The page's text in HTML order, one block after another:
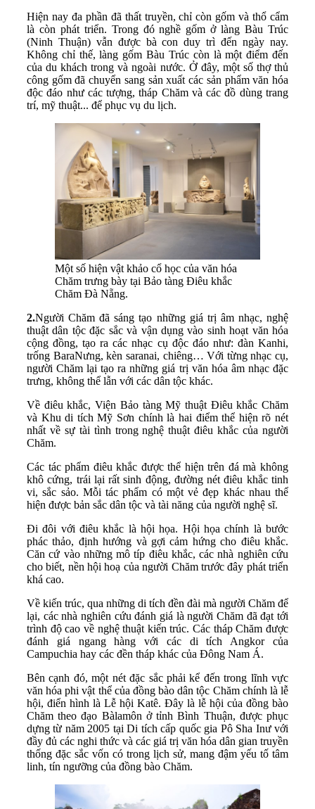
Hiện nay đa phần đã thất truyền, chỉ còn gốm và thổ cẩm
là còn phát triển. Trong đó nghề gốm ở làng Bàu Trúc
(Ninh Thuận) vẫn được bà con duy trì đến ngày nay.
Không chỉ thế, làng gốm Bàu Trúc còn là một điểm đến
của du khách trong và ngoài nước. Ở đây, một số thợ thủ
công gốm đã chuyển sang sản xuất các sản phẩm văn hóa
độc đáo như các tượng, tháp Chăm và các đồ dùng trang
trí, mỹ thuật... để phục vụ du lịch.
Một số hiện vật khảo cổ học của văn hóa
Chăm trưng bày tại Bảo tàng Điêu khắc
Chăm Đà Nẵng.
2.Người Chăm đã sáng tạo những giá trị âm nhạc, nghệ
thuật dân tộc đặc sắc và vận dụng vào sinh hoạt văn hóa
cộng đồng, tạo ra các nhạc cụ độc đáo như: đàn Kanhi,
trống BaraNưng, kèn saranai, chiêng… Với từng nhạc cụ,
người Chăm lại tạo ra những giá trị văn hóa âm nhạc đặc
trưng, không thể lẫn với các dân tộc khác.
Về điêu khắc, Viện Bảo tàng Mỹ thuật Điêu khắc Chăm
và Khu di tích Mỹ Sơn chính là hai điểm thể hiện rõ nét
nhất về sự tài tình trong nghệ thuật điêu khắc của người
Chăm.
Các tác phẩm điêu khắc được thể hiện trên đá mà không
khô cứng, trái lại rất sinh động, đường nét điêu khắc tinh
vi, sắc sảo. Mỗi tác phẩm có một vẻ đẹp khác nhau thể
hiện được bản sắc dân tộc và tài năng của người nghệ sĩ.
Đi đôi với điêu khắc là hội họa. Hội họa chính là bước
phác thảo, định hướng và gợi cảm hứng cho điêu khắc.
Căn cứ vào những mô típ điêu khắc, các nhà nghiên cứu
cho biết, nền hội hoạ của người Chăm trước đây phát triển
khá cao.
Về kiến trúc, qua những di tích đền đài mà người Chăm để
lại, các nhà nghiên cứu đánh giá là người Chăm đã đạt tới
trình độ cao về nghệ thuật kiến trúc. Các tháp Chăm được
đánh giá ngang hàng với các di tích Angkor của
Campuchia hay các đền tháp khác của Đông Nam Á.
Bên cạnh đó, một nét đặc sắc phải kể đến trong lĩnh vực
văn hóa phi vật thể của đồng bào dân tộc Chăm chính là lễ
hội, điển hình là Lễ hội Katê. Đây là lễ hội của đồng bào
Chăm theo đạo Bàlamôn ở tỉnh Bình Thuận, được phục
dựng từ năm 2005 tại Di tích cấp quốc gia Pô Sha Inư với
đầy đủ các nghi thức và các giá trị văn hóa dân gian truyền
thống đặc sắc vốn có trong lịch sử, mang đậm yếu tố tâm
linh, tín ngưỡng của đồng bào Chăm.